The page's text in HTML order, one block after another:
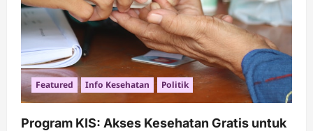
Featured Info Kesehatan Politik
Program KIS: Akses Kesehatan Gratis untuk